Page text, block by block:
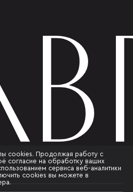
лоты
cookies. Продолжая работу с
согласие на обработку ваших
сервиса веб-аналитики
cookies вы можете в